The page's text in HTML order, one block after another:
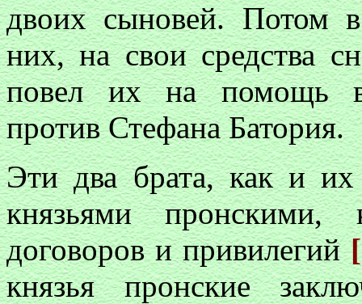
двоих сыновей. Потом
них, на свои средства
повел их на помощь
против Стефана Батория.
Эти два брата, как и их
князьями пронскими,
договоров и привилегий
князья пронские